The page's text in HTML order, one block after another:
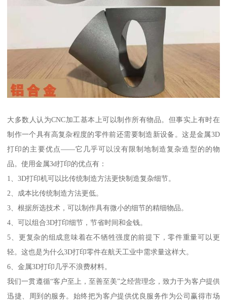
大多数人认为CNC加工基本上可以制作所有物品。但事实上有时在
制作一个具有高复杂程度的零件前还需要制造新设备。这是金属3D
打印的主要优点——它几乎可以没有限制地制造复杂造型的的物
品。使用金属3d打印的优点有：
1、3D打印机可以比传统制造方法更快制造复杂细节。
2、成本比传统制造方法更低。
3、根据所选技术，可以制作具有微小的细节的精细物品。
4、可以组合3D打印细节，节省时间和金钱。
5、更复杂的组成意味着在不牺牲强度的前提下，零件重量可以更
轻。这也是为什么3D打印零件在航天工业中需求量这样大。
6、金属3D打印几乎不浪费材料。
我们一贯遵循“客户至上，至善至美”之经营理念，致力于为客户提供
迅捷、周到的服务。始终把为客户提供优良服务作为公司赢得市场